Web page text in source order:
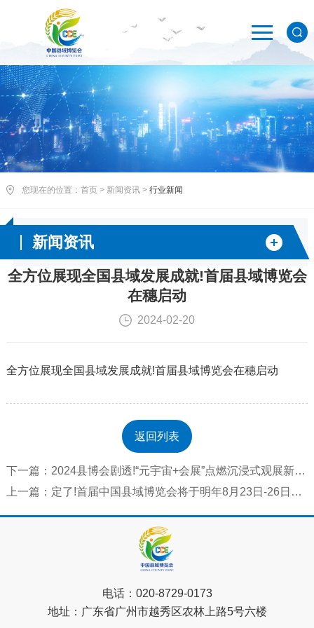
您现在的位置： 首页> 新闻资讯> 行业新闻
新闻资讯
全方位展现全国县域发展成就!首届县域博览会
在穗启动
2024-02-20
全方位展现全国县域发展成就!首届县域博览会在穗启动
返回列表
下一篇：2024县博会剧透!“元宇宙+会展”点燃沉浸式观展新体验
上一篇：定了!首届中国县域博览会将于明年8月23日-26日在广州举行
电话： 020-8729-0173
地址： 广东省广州市越秀区农林上路5号六楼